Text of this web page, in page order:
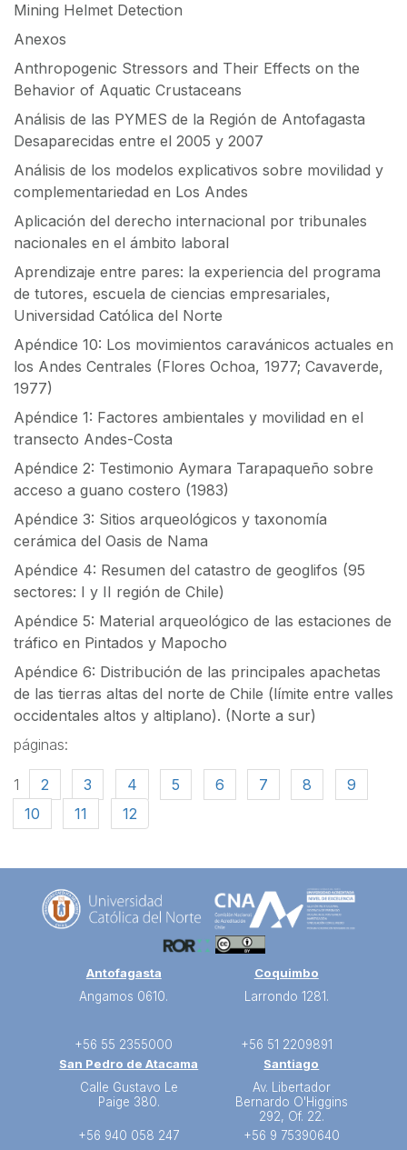
Mining Helmet Detection
Anexos
Anthropogenic Stressors and Their Effects on the
Behavior of Aquatic Crustaceans
Análisis de las PYMES de la Región de Antofagasta
Desaparecidas entre el 2005 y 2007
Análisis de los modelos explicativos sobre movilidad y
complementariedad en Los Andes
Aplicación del derecho internacional por tribunales
nacionales en el ámbito laboral
Aprendizaje entre pares: la experiencia del programa
de tutores, escuela de ciencias empresariales,
Universidad Católica del Norte
Apéndice 10: Los movimientos caravánicos actuales en
los Andes Centrales (Flores Ochoa, 1977; Cavaverde,
1977)
Apéndice 1: Factores ambientales y movilidad en el
transecto Andes-Costa
Apéndice 2: Testimonio Aymara Tarapaqueño sobre
acceso a guano costero (1983)
Apéndice 3: Sitios arqueológicos y taxonomía
cerámica del Oasis de Nama
Apéndice 4: Resumen del catastro de geoglifos (95
sectores: I y II región de Chile)
Apéndice 5: Material arqueológico de las estaciones de
tráfico en Pintados y Mapocho
Apéndice 6: Distribución de las principales apachetas
de las tierras altas del norte de Chile (límite entre valles
occidentales altos y altiplano). (Norte a sur)
páginas:
1 2 3 4 5 6 7 8
9
10
11 12
Antofagasta
Angamos 0610.
+56 55 2355000
Coquimbo
Larrondo 1281.
+56 51 2209891
San Pedro de Atacama
Calle Gustavo Le
Paige 380.
+56 940 058 247
Santiago
Av. Libertador
Bernardo O'Higgins
292, Of. 22.
+56 9 75390640